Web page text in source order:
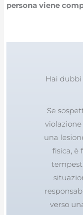
persona viene
Hai
Se
una
fisica, è
verso